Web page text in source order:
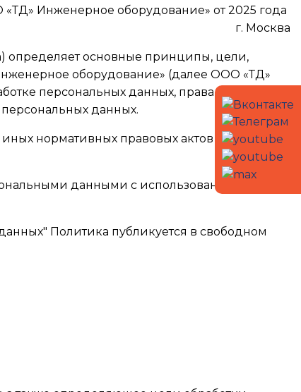
Инженерное оборудование» от 2025 года
г. Москва
определяет основные принципы, цели,
оборудование» (далее ООО «ТД»
персональных данных, права субъектов
данных.
нормативных правовых актов Российской
данными с использованием
Политика публикуется в свободном